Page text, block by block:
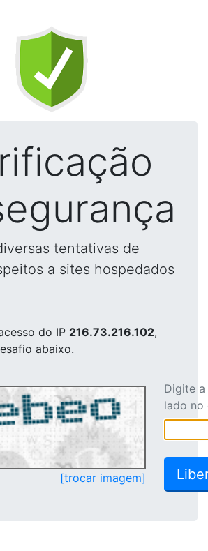
tentativas de
a sites hospedados
do IP 216.73.216.102,
abaixo.
[trocar imagem]
Digite
lado no